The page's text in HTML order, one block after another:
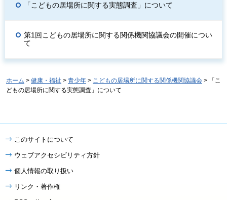
「こどもの居場所に関する実態調査」について
第1回こどもの居場所に関する関係機関協議会の開催につい
て
ホーム > 健康・福祉 > 青少年 > こどもの居場所に関する関係機関協議会 > 「こ
どもの居場所に関する実態調査」について
このサイトについて
ウェブアクセシビリティ方針
個人情報の取り扱い
リンク・著作権